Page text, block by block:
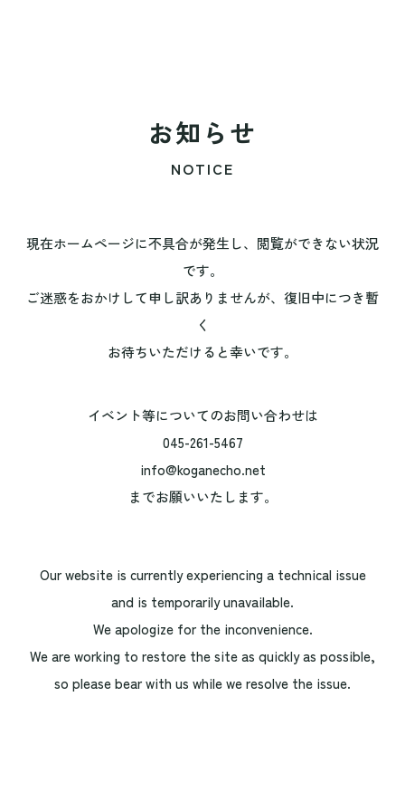
お知らせ
NOTICE
現在ホームページに不具合が発生し、閲覧ができない状況
です。
ご迷惑をおかけして申し訳ありませんが、復旧中につき暫
く
お待ちいただけると幸いです。
イベント等についてのお問い合わせは
045-261-5467
info@koganecho.net
までお願いいたします。
Our website is currently experiencing a technical issue
and is temporarily unavailable.
We apologize for the inconvenience.
We are working to restore the site as quickly as possible,
so please bear with us while we resolve the issue.